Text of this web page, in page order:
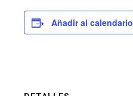
Añadir al calendario